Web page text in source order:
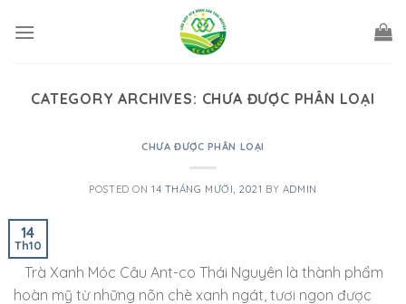
CATEGORY ARCHIVES: CHƯA ĐƯỢC PHÂN LOẠI
CHƯA ĐƯỢC PHÂN LOẠI
POSTED ON 14 THÁNG MƯỜI, 2021 BY ADMIN
14
Th10
Trà Xanh Móc Câu Ant-co Thái Nguyên là thành phẩm
hoàn mỹ từ những nõn chè xanh ngát, tươi ngon được